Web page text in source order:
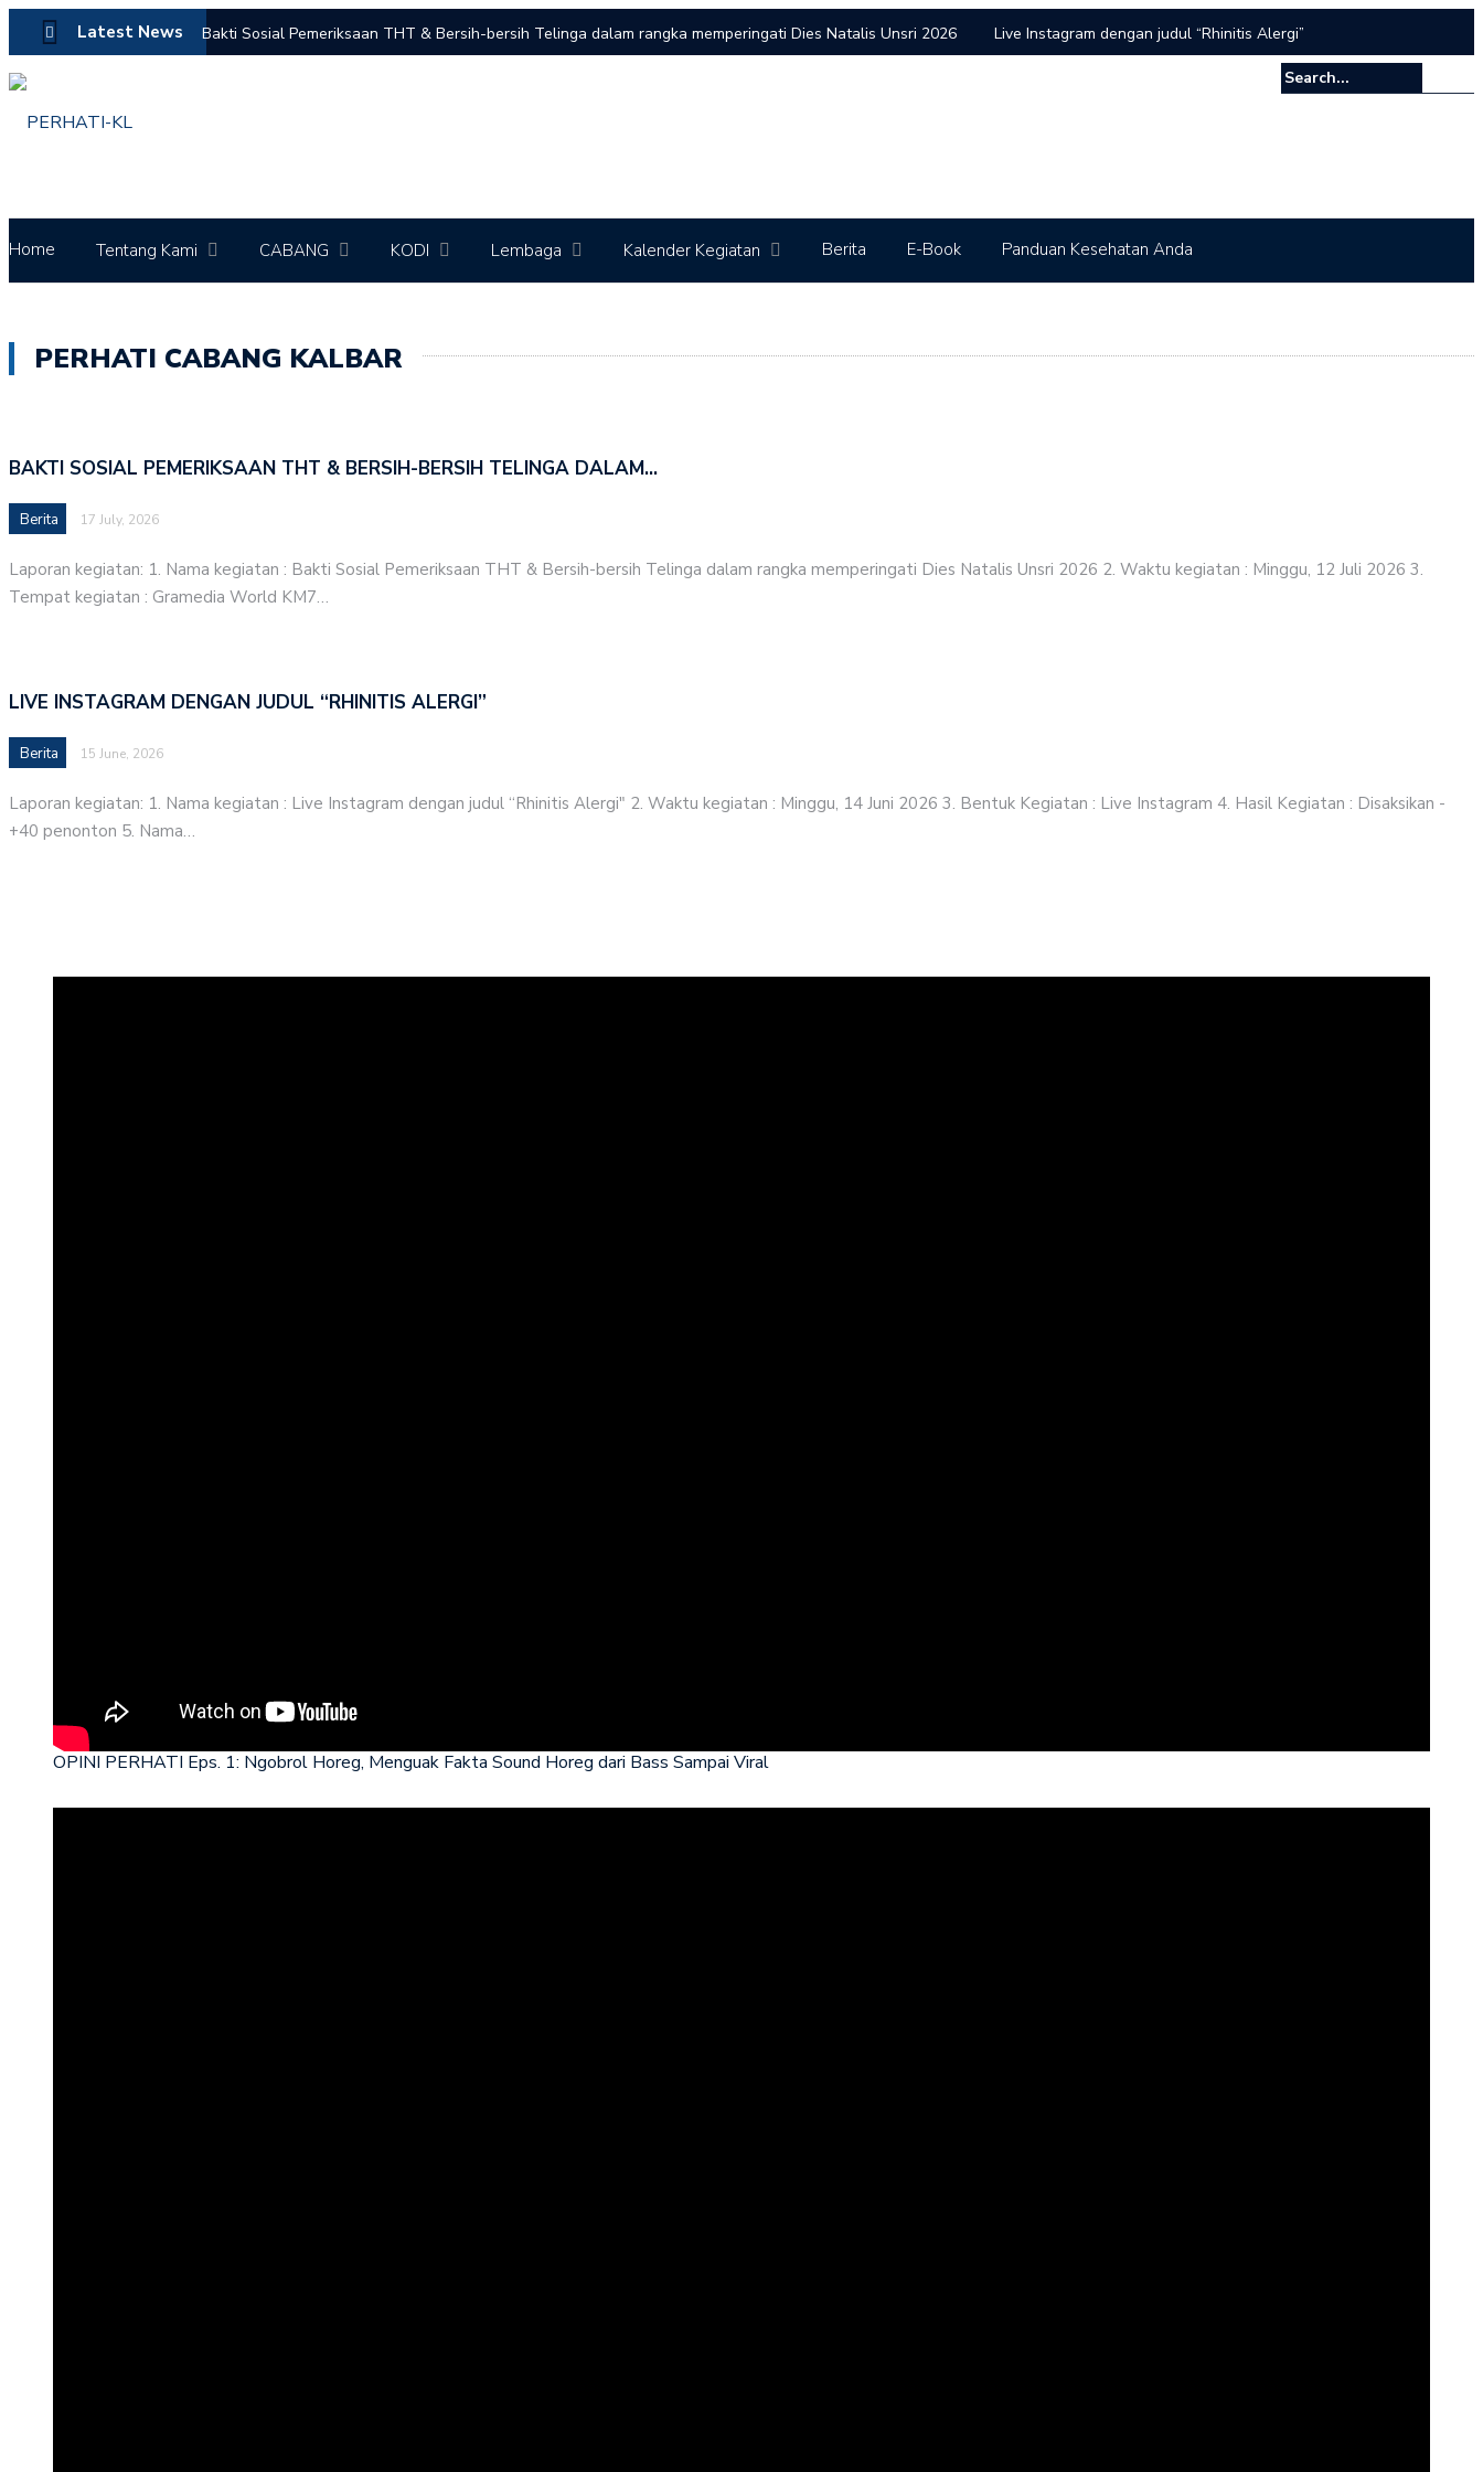
Latest News Bakti Sosial Pemeriksaan THT & Bersih-bersih Telinga dalam rangka memperingati Dies Natalis Unsri 2026 Live Instagram dengan judul “Rhinitis Alergi”
Home Tentang Kami CABANG KODI Lembaga Kalender Kegiatan Berita E-Book Panduan Kesehatan Anda
PERHATI CABANG KALBAR
BAKTI SOSIAL PEMERIKSAAN THT & BERSIH-BERSIH TELINGA DALAM…
Berita 17 July, 2026
Laporan kegiatan: 1. Nama kegiatan : Bakti Sosial Pemeriksaan THT & Bersih-bersih Telinga dalam rangka memperingati Dies Natalis Unsri 2026 2. Waktu kegiatan : Minggu, 12 Juli 2026 3.
Tempat kegiatan : Gramedia World KM7…
LIVE INSTAGRAM DENGAN JUDUL “RHINITIS ALERGI”
Berita 15 June, 2026
Laporan kegiatan: 1. Nama kegiatan : Live Instagram dengan judul “Rhinitis Alergi" 2. Waktu kegiatan : Minggu, 14 Juni 2026 3. Bentuk Kegiatan : Live Instagram 4. Hasil Kegiatan : Disaksikan -
+40 penonton 5. Nama…
OPINI PERHATI Eps. 1: Ngobrol Horeg, Menguak Fakta Sound Horeg dari Bass Sampai Viral